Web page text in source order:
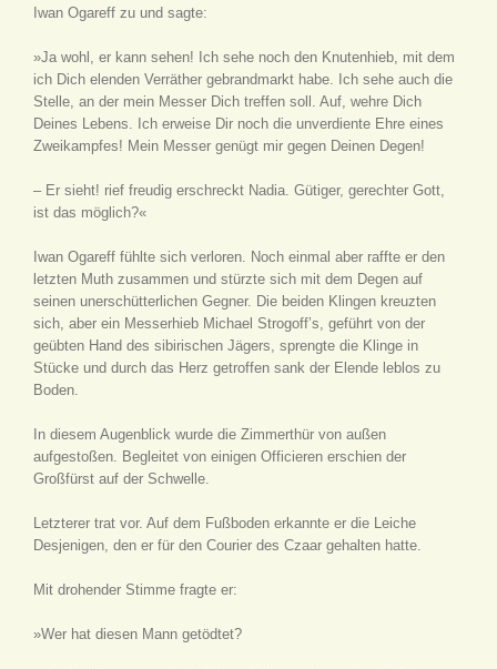
Iwan Ogareff zu und sagte:
»Ja wohl, er kann sehen! Ich sehe noch den Knutenhieb, mit dem
ich Dich elenden Verräther gebrandmarkt habe. Ich sehe auch die
Stelle, an der mein Messer Dich treffen soll. Auf, wehre Dich
Deines Lebens. Ich erweise Dir noch die unverdiente Ehre eines
Zweikampfes! Mein Messer genügt mir gegen Deinen Degen!
– Er sieht! rief freudig erschreckt Nadia. Gütiger, gerechter Gott,
ist das möglich?«
Iwan Ogareff fühlte sich verloren. Noch einmal aber raffte er den
letzten Muth zusammen und stürzte sich mit dem Degen auf
seinen unerschütterlichen Gegner. Die beiden Klingen kreuzten
sich, aber ein Messerhieb Michael Strogoff’s, geführt von der
geübten Hand des sibirischen Jägers, sprengte die Klinge in
Stücke und durch das Herz getroffen sank der Elende leblos zu
Boden.
In diesem Augenblick wurde die Zimmerthür von außen
aufgestoßen. Begleitet von einigen Officieren erschien der
Großfürst auf der Schwelle.
Letzterer trat vor. Auf dem Fußboden erkannte er die Leiche
Desjenigen, den er für den Courier des Czaar gehalten hatte.
Mit drohender Stimme fragte er:
»Wer hat diesen Mann getödtet?